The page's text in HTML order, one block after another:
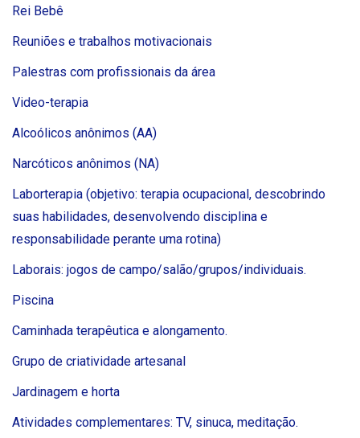
Rei Bebê
Reuniões e trabalhos motivacionais
Palestras com profissionais da área
Video-terapia
Alcoólicos anônimos (AA)
Narcóticos anônimos (NA)
Laborterapia (objetivo: terapia ocupacional, descobrindo
suas habilidades, desenvolvendo disciplina e
responsabilidade perante uma rotina)
Laborais: jogos de campo/salão/grupos/individuais.
Piscina
Caminhada terapêutica e alongamento.
Grupo de criatividade artesanal
Jardinagem e horta
Atividades complementares: TV, sinuca, meditação.